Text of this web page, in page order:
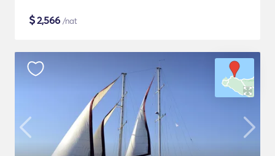
$2,566 /nat